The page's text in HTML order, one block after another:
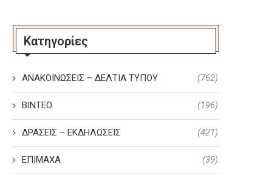
Κατηγορίες
ΑΝΑΚΟΙΝΩΣΕΙΣ – ΔΕΛΤΙΑ ΤΥΠΟΥ (762)
ΒΙΝΤΕΟ (196)
ΔΡΑΣΕΙΣ – ΕΚΔΗΛΩΣΕΙΣ (421)
ΕΠΙΜΑΧΑ (39)